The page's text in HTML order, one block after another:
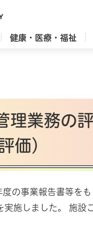
健康・医療・福祉
理業務の
価）
の事業報告書等を
施しました。 施設